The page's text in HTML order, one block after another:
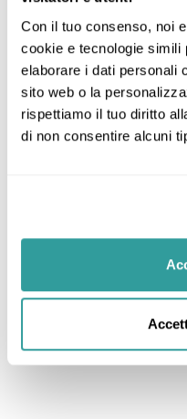
Con il tuo consenso, noi
cookie e tecnologie simili
elaborare i dati personali
sito web o la
rispettiamo il tuo diritto
di non consentire alcuni